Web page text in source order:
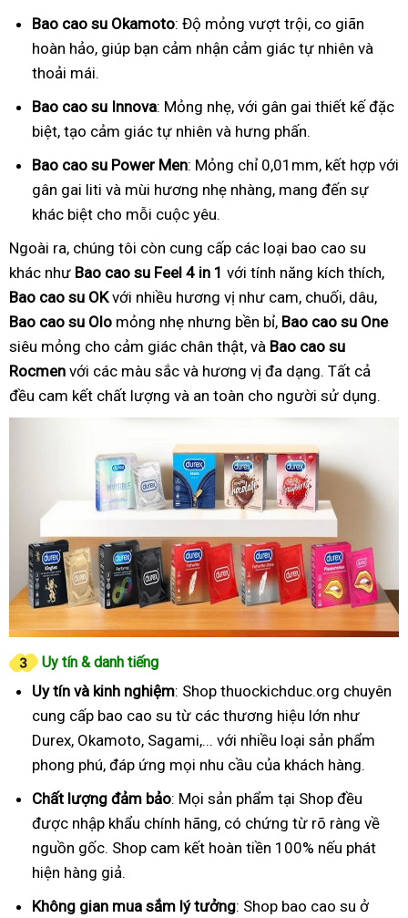
Bao cao su Okamoto: Độ mỏng vượt trội, co giãn
hoàn hảo, giúp bạn cảm nhận cảm giác tự nhiên và
thoải mái.
Bao cao su Innova: Mỏng nhẹ, với gân gai thiết kế đặc
biệt, tạo cảm giác tự nhiên và hưng phấn.
Bao cao su Power Men: Mỏng chỉ 0,01mm, kết hợp với
gân gai liti và mùi hương nhẹ nhàng, mang đến sự
khác biệt cho mỗi cuộc yêu.
Ngoài ra, chúng tôi còn cung cấp các loại bao cao su
khác như Bao cao su Feel 4 in 1 với tính năng kích thích,
Bao cao su OKvới nhiều hương vị như cam, chuối, dâu,
Bao cao su Olo mỏng nhẹ nhưng bền bỉ, Bao cao su One
siêu mỏng cho cảm giác chân thật, và Bao cao su
Rocmen với các màu sắc và hương vị đa dạng. Tất cả
đều cam kết chất lượng và an toàn cho người sử dụng.
Uy tín & danh tiếng
Uy tín và kinh nghiệm: Shop thuockichduc.org chuyên
cung cấp bao cao su từ các thương hiệu lớn như
Durex, Okamoto, Sagami,... với nhiều loại sản phẩm
phong phú, đáp ứng mọi nhu cầu của khách hàng.
Chất lượng đảm bảo: Mọi sản phẩm tại Shop đều
được nhập khẩu chính hãng, có chứng từ rõ ràng về
nguồn gốc. Shop cam kết hoàn tiền 100% nếu phát
hiện hàng giả.
Không gian mua sắm lý tưởng: Shop bao cao su ở